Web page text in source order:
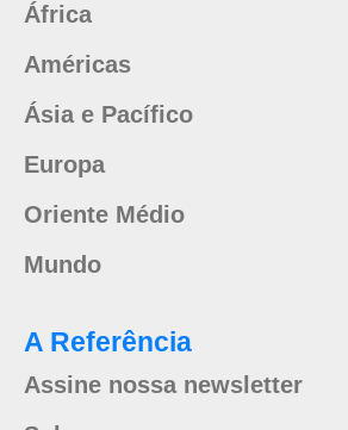
África
Américas
Ásia e Pacífico
Europa
Oriente Médio
Mundo
A Referência
Assine nossa newsletter